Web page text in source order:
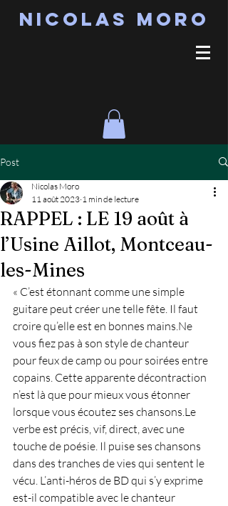
Nicolas MORO
Post
RAPPEL : LE 19 août à
l’Usine Aillot, Montceau-
les-Mines
Nicolas Moro
11 août 2023 1 min de lecture
« C’est étonnant comme une simple
guitare peut créer une telle fête. Il faut
croire qu’elle est en bonnes mains.Ne
vous fiez pas à son style de chanteur
pour feux de camp ou pour soirées entre
copains. Cette apparente décontraction
n’est là que pour mieux vous étonner
lorsque vous écoutez ses chansons.Le
verbe est précis, vif, direct, avec une
touche de poésie. Il puise ses chansons
dans des tranches de vies qui sentent le
vécu. L’anti-héros de BD qui s’y exprime
est-il compatible avec le chanteur